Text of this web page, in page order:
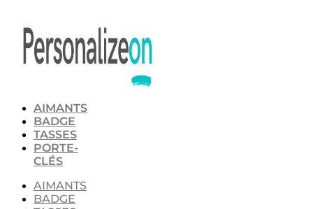
contenu
AIMANTS
BADGE
TASSES
PORTE-
CLÉS
AIMANTS
BADGE